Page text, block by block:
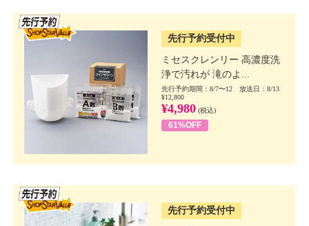
先行予約受付中
ミセスクレンリー 高濃度洗
浄で汚れが 滝のよ...
先行予約期間：8/7〜12 放送日：8/13
¥12,800
¥4,980 (税込)
61%OFF
先行予約受付中